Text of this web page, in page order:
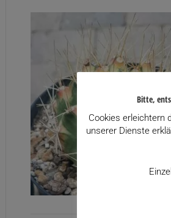
Bitte,
Cookies erleichtern
unserer Dienste